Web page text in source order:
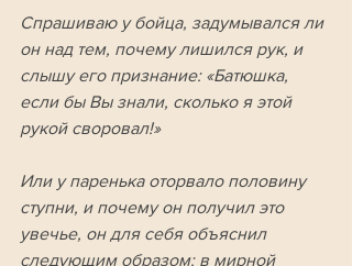
Спрашиваю у бойца, задумывался ли
он над тем, почему лишился рук, и
слышу его признание: «Батюшка,
если бы Вы знали, сколько я этой
рукой своровал!»
Или у паренька оторвало половину
ступни, и почему он получил это
увечье, он для себя объяснил
следующим образом: в мирной